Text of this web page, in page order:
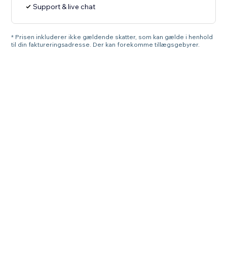
Support & live chat
* Prisen inkluderer ikke gældende skatter, som kan gælde i henhold
til din faktureringsadresse. Der kan forekomme tillægsgebyrer.